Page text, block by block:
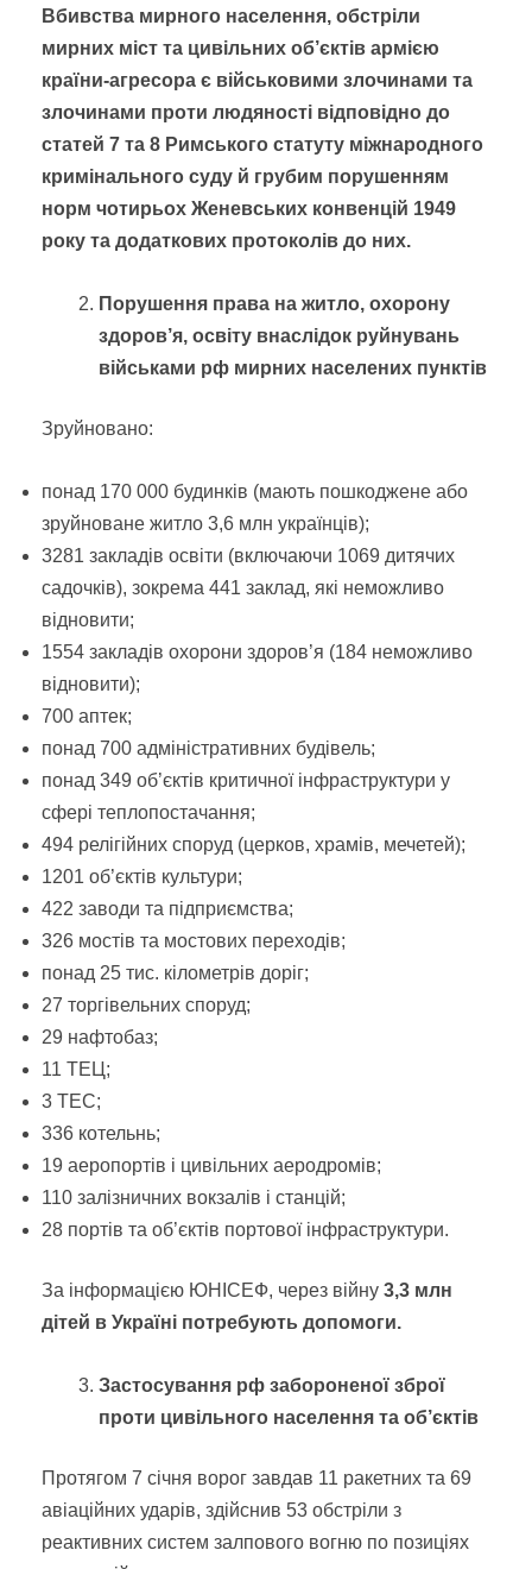
Вбивства мирного населення, обстріли
мирних міст та цивільних об’єктів армією
країни-агресора є військовими злочинами та
злочинами проти людяності відповідно до
статей 7 та 8 Римського статуту міжнародного
кримінального суду й грубим порушенням
норм чотирьох Женевських конвенцій 1949
року та додаткових протоколів до них.
Порушення права на житло, охорону
здоров’я, освіту внаслідок руйнувань
військами рф мирних населених пунктів
Зруйновано:
понад 170 000 будинків (мають пошкоджене або
зруйноване житло 3,6 млн українців);
3281 закладів освіти (включаючи 1069 дитячих
садочків), зокрема 441 заклад, які неможливо
відновити;
1554 закладів охорони здоров’я (184 неможливо
відновити);
700 аптек;
понад 700 адміністративних будівель;
понад 349 об’єктів критичної інфраструктури у
сфері теплопостачання;
494 релігійних споруд (церков, храмів, мечетей);
1201 об’єктів культури;
422 заводи та підприємства;
326 мостів та мостових переходів;
понад 25 тис. кілометрів доріг;
27 торгівельних споруд;
29 нафтобаз;
11 ТЕЦ;
3 ТЕС;
336 котельнь;
19 аеропортів і цивільних аеродромів;
110 залізничних вокзалів і станцій;
28 портів та об’єктів портової інфраструктури.
За інформацією ЮНІСЕФ, через війну 3,3 млн
дітей в Україні потребують допомоги.
Застосування рф забороненої зброї
проти цивільного населення та об’єктів
Протягом 7 січня ворог завдав 11 ракетних та 69
авіаційних ударів, здійснив 53 обстріли з
реактивних систем залпового вогню по позиціях